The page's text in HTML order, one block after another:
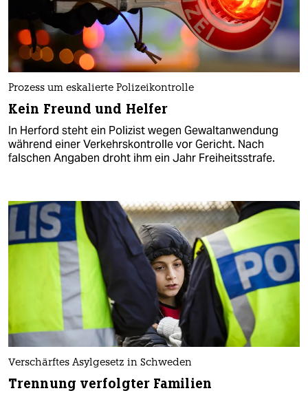
Prozess um eskalierte Polizeikontrolle
Kein Freund und Helfer
In Herford steht ein Polizist wegen Gewaltanwendung
während einer Verkehrskontrolle vor Gericht. Nach
falschen Angaben droht ihm ein Jahr Freiheitsstrafe.
Verschärftes Asylgesetz in Schweden
Trennung verfolgter Familien